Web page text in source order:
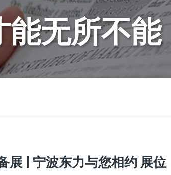
能无所不能
展 | 宁波东力与您相约 展